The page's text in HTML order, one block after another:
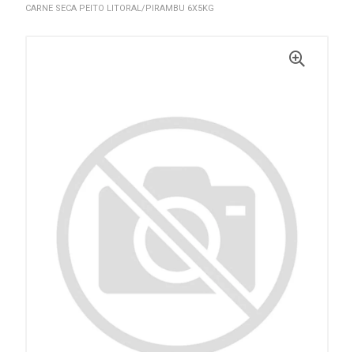
CARNE SECA PEITO LITORAL/PIRAMBU 6X5KG